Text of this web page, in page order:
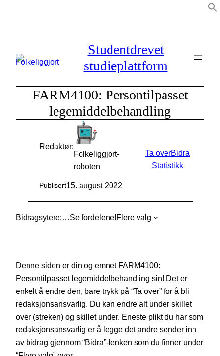
Studentdrevet
studieplattform
FARM4100: Persontilpasset
legemiddelbehandling
Redaktør:
Folkeliggjort-
roboten
Publisert15. august 2022
Ta overBidra
Statistikk
Bidragsytere: Se fordelene!Flere valg
Denne siden er din og emnet FARM4100:
Persontilpasset legemiddelbehandling sin! Det er
enkelt å endre den, bare trykk på “Ta over” for å bli
redaksjonsansvarlig. Du kan endre alt under skillet
over (streken) og skillet under. Eneste plikt du har som
redaksjonsansvarlig er å legge det andre sender inn
av bidrag gjennom “Bidra”-lenken som du finner under